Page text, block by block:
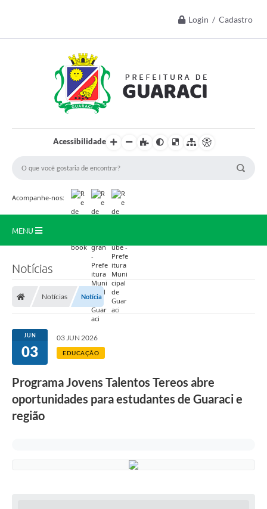
Login / Cadastro
Acessibilidade
Acompanhe-nos:
MENU
Secretarias
Covid-19
Coleta de Sugestões
Transparência
Notícias
Notícias Notícia
JUN
03
03 JUN 2026
EDUCAÇÃO
Programa Jovens Talentos Tereos abre
oportunidades para estudantes de Guaraci e
região